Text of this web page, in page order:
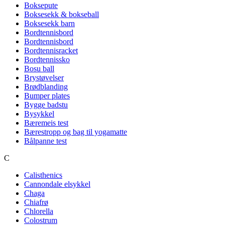
Boksepute
Boksesekk & bokseball
Boksesekk barn
Bordtennisbord
Bordtennisbord
Bordtennisracket
Bordtennissko
Bosu ball
Brystøvelser
Brødblanding
Bumper plates
Bygge badstu
Bysykkel
Bæremeis test
Bærestropp og bag til yogamatte
Bålpanne test
C
Calisthenics
Cannondale elsykkel
Chaga
Chiafrø
Chlorella
Colostrum